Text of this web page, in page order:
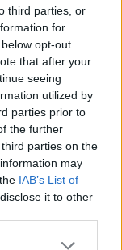
third parties, or
for
opt-out
that after your
seeing
utilized by
parties prior to
the further
parties on the
may
IAB’s List of
it to other
φως
το
βλέπετε
να
LED κάνει